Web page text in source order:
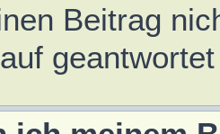
Beitrag